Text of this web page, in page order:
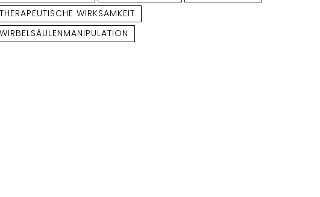
THERAPEUTISCHE WIRKSAMKEIT
WIRBELSÄULENMANIPULATION